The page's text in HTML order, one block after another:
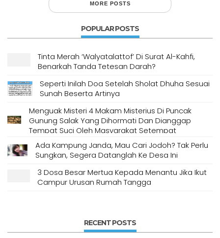
MORE POSTS
POPULAR POSTS
Tinta Merah ‘Walyatalattof’ Di Surat Al-Kahfi,
Benarkah Tanda Tetesan Darah?
Seperti Inilah Doa Setelah Sholat Dhuha Sesuai
Sunah Beserta Artinya
Menguak Misteri 4 Makam Misterius Di Puncak
Gunung Salak Yang Dihormati Dan Dianggap
Tempat Suci Oleh Masyarakat Setempat
Ada Kampung Janda, Mau Cari Jodoh? Tak Perlu
Sungkan, Segera Datanglah Ke Desa Ini
3 Dosa Besar Mertua Kepada Menantu Jika Ikut
Campur Urusan Rumah Tangga
RECENT POSTS